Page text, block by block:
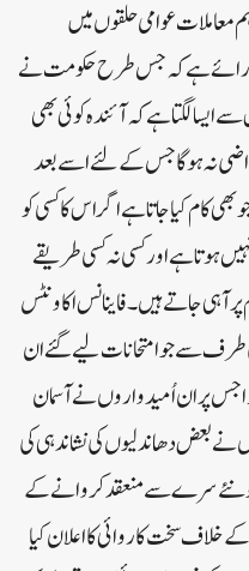
عوامی حلقوں میں
رائے ہے کہ جس طرح حکومت نے
لگتا ہے کہ آئندہ کوئی بھی
راضی نہ ہوگا جس کے لئے اسے بعد
کام کیا جاتا ہے اگر اس کا کسی کو
ہوتا ہے اور کسی نہ کسی طریقے
آہی جاتے ہیں۔فاینانس اکاونٹس
سے جوامتحانات لیے گئے ان
جس پر ان اُمیدواروں نے آسمان
نے بعض دھاندلیوں کی نشاندہی کی
کو نئے سرے سے منعقد کروانے کے
خلاف سخت کاروائی کا اعلان کیا